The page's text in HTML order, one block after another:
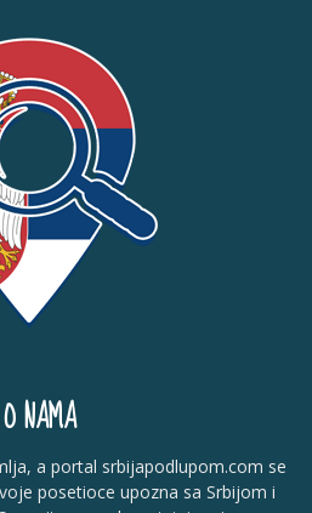
O NAMA
a portal srbijapodlupom.com se
posetioce upozna sa Srbijom i